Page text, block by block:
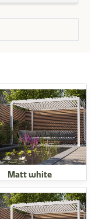
Matt white